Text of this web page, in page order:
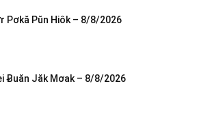
Pơkă Pŭn Hiôk – 8/8/2026
Ƀuăn Jăk Mơak – 8/8/2026